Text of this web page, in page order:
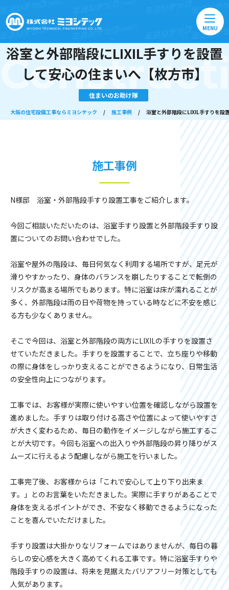
MENU
浴室と外部階段にLIXIL手すりを設置
して安心の住まいへ【枚方市】
住まいのお助け隊
大阪の住宅設備工事ならミヨシテック / 施工事例 / 浴室と外部階段にLIXIL手すりを設
施工事例
N様邸 浴室・外部階段手すり設置工事をご紹介します。
今回ご相談いただいたのは、浴室手すり設置と外部階段手すり設
置についてのお問い合わせでした。
浴室や屋外の階段は、毎日何気なく利用する場所ですが、足元が
滑りやすかったり、身体のバランスを崩したりすることで転倒の
リスクが高まる場所でもあります。特に浴室は床が濡れることが
多く、外部階段は雨の日や荷物を持っている時などに不安を感じ
る方も少なくありません。
そこで今回は、浴室と外部階段の両方にLIXILの手すりを設置さ
せていただきました。手すりを設置することで、立ち座りや移動
の際に身体をしっかり支えることができるようになり、日常生活
の安全性向上につながります。
工事では、お客様が実際に使いやすい位置を確認しながら設置を
進めました。手すりは取り付ける高さや位置によって使いやすさ
が大きく変わるため、毎日の動作をイメージしながら施工するこ
とが大切です。今回も浴室への出入りや外部階段の昇り降りがス
ムーズに行えるよう配慮しながら施工を行いました。
工事完了後、お客様からは「これで安心して上り下り出来ま
す。」とのお言葉をいただきました。実際に手すりがあることで
身体を支えるポイントができ、不安なく移動できるようになった
ことを喜んでいただけました。
手すり設置は大掛かりなリフォームではありませんが、毎日の暮
らしの安心感を大きく高めてくれる工事です。特に浴室手すりや
階段手すりの設置は、将来を見据えたバリアフリー対策としても
人気があります。